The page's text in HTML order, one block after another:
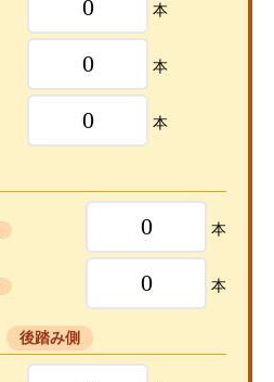
本
本
本
本
本
後踏み側